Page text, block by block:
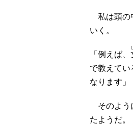
私は頭の
いく。
「例えば、
で教えてい
なります」
そのよう
たようだ。